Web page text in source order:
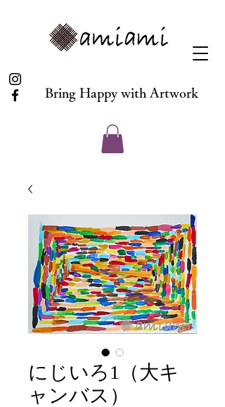
Bring Happy with Artwork
にじいろ1（大キ
ャンバス）